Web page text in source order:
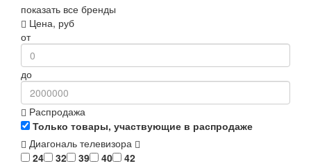
показать все бренды
Цена, руб
от
до
Распродажа
Только товары, участвующие в распродаже
Диагональ телевизора
24
32 39 40
42